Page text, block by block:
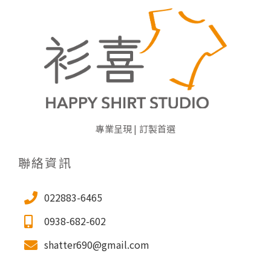
專業呈現 | 訂製首選
聯絡資訊
022883-6465
0938-682-602
shatter690@gmail.com